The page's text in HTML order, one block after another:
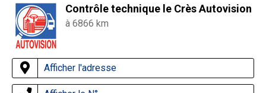
Contrôle technique le Crès Autovision
à 6866 km
Afficher l'adresse